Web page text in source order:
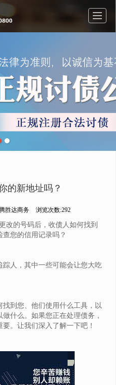
的新地址吗？
胜达商务 浏览次数:292
改的号码后，收债人如何找到
您的信用记录吗？
人，其中一些可能会让您大吃
到您、他们使用什么工具，以
什么。如果您正在处理债务，
。让我们深入了解一下吧！